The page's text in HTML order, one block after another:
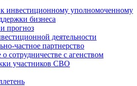
инвестиционному уполномоченному
бизнеса
прогноз
деятельности
частное партнерство
сотрудничестве с агенством
участников СВО